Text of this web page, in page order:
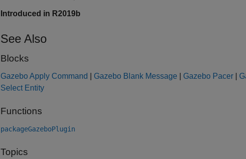
Introduced in R2019b
See Also
Blocks
Gazebo Apply Command Gazebo Blank Message Gazebo Pacer
Select Entity
Functions
packageGazeboPlugin
Topics